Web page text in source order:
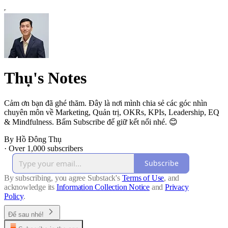
Thụ's Notes
Cảm ơn bạn đã ghé thăm. Đây là nơi mình chia sẻ các góc nhìn
chuyên môn về Marketing, Quản trị, OKRs, KPIs, Leadership, EQ
& Mindfulness. Bấm Subscribe để giữ kết nối nhé. 😊
By Hồ Đông Thụ
· Over 1,000 subscribers
Subscribe
By subscribing, you agree Substack's Terms of Use, and
acknowledge its Information Collection Notice and Privacy
Policy.
Để sau nhé!